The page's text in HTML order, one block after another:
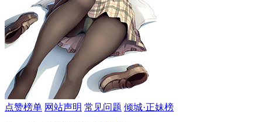
点赞榜单 网站声明 常见问题 倾城·正妹榜